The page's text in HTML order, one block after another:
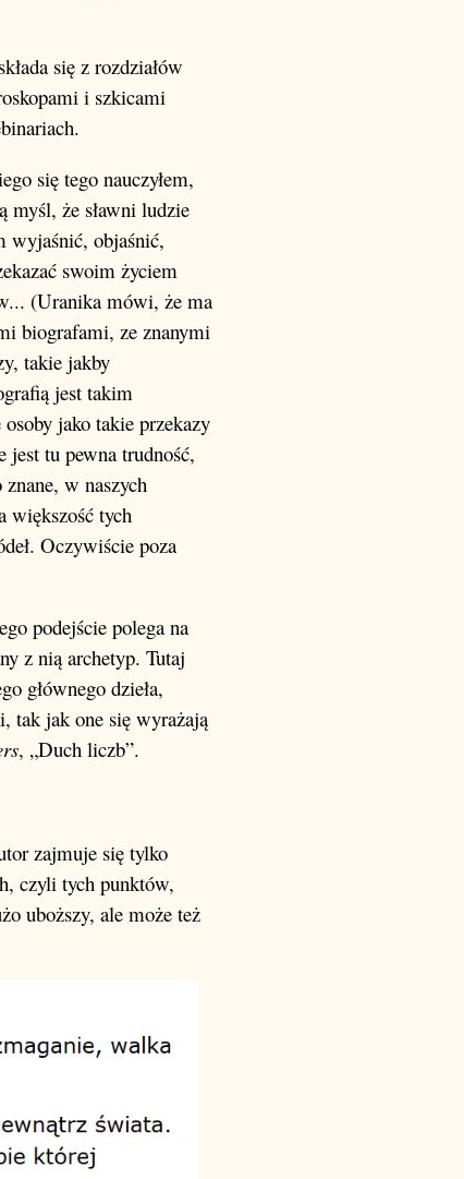
się z rozdziałów
i szkicami
się tego nauczyłem,
myśl, że sławni ludzie
wyjaśnić, objaśnić,
swoim życiem
(Uranika mówi, że ma
biografami, ze znanymi
takie jakby
jest takim
jako takie przekazy
tu pewna trudność,
w naszych
większość tych
Oczywiście poza
podejście polega na
z nią archetyp. Tutaj
głównego dzieła,
tak jak one się wyrażają
, „Duch liczb”.
zajmuje się tylko
czyli tych punktów,
uboższy, ale może też